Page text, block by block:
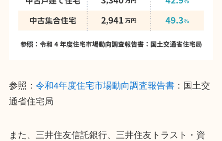
参照： 令和4年度住宅市場動向調査報告書：国土交
通省住宅局
また、三井住友信託銀行、三井住友トラスト・資